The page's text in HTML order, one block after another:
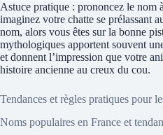
Astuce pratique : prononcez le nom
imaginez votre chatte se prélassant
nom, alors vous êtes sur la bonne
mythologiques apportent souvent
et donnent l’impression que votre
histoire ancienne au creux du cou.
Tendances et règles pratiques pour
Noms populaires en France et